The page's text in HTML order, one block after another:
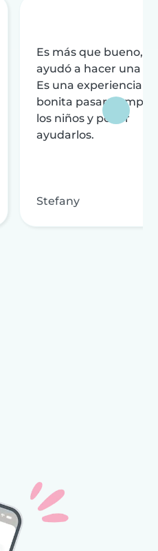
Es más que bueno,
ayudó a hacer una
Es una experiencia
bonita pasar tiempo
los niños y poder
ayudarlos.
Stefany